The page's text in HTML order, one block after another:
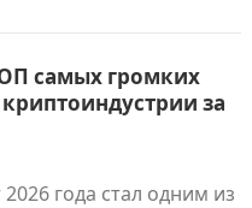
самых громких
за
года стал одним из